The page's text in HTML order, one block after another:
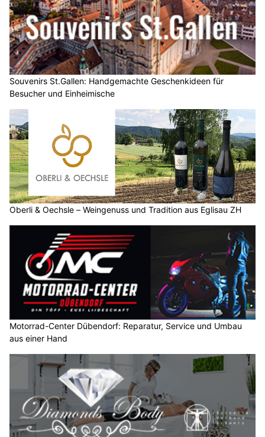
Souvenirs St.Gallen: Handgemachte Geschenkideen für
Besucher und Einheimische
Oberli & Oechsle – Weingenuss und Tradition aus Eglisau ZH
Motorrad-Center Dübendorf: Reparatur, Service und Umbau
aus einer Hand